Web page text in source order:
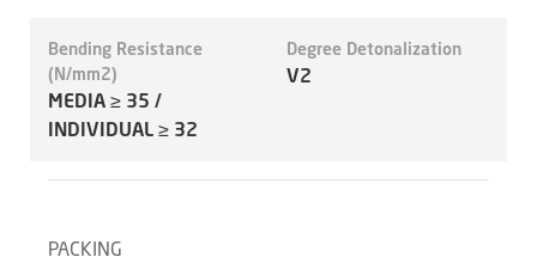
Bending Resistance
(N/mm2)
MEDIA ≥ 35 /
INDIVIDUAL ≥ 32
Degree Detonalization
V2
PACKING